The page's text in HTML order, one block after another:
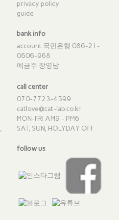
privacy policy
guide
bank info
account 국민은행 086-21-
0606-968
예금주 장영남
call center
070-7723-4599
catlove@cat-lab.co.kr
MON-FRI AM9 - PM6
SAT, SUN, HOLYDAY OFF
follow us